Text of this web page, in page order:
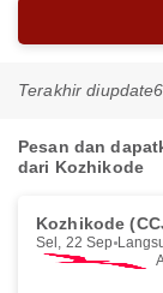
Terakhir diupdate
Pesan dan
dari Kozhikode
Kozhikode
Sel, 22 Sep